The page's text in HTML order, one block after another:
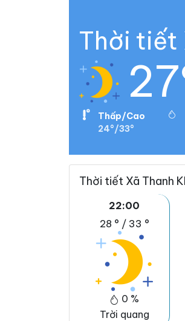
Thời tiết
Thấp/Cao
24°/33°
Thời tiết Xã Thanh
22:00
28 ° / 33 °
0 %
Trời quang